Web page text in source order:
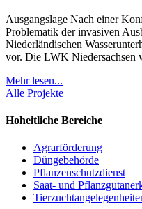
Ausgangslage Nach einer
Problematik der invasiven
Niederländischen
vor. Die LWK Niedersachsen
Mehr lesen...
Alle Projekte
Hoheitliche Bereiche
Agrarförderung
Düngebehörde
Pflanzenschutzdienst
Saat- und